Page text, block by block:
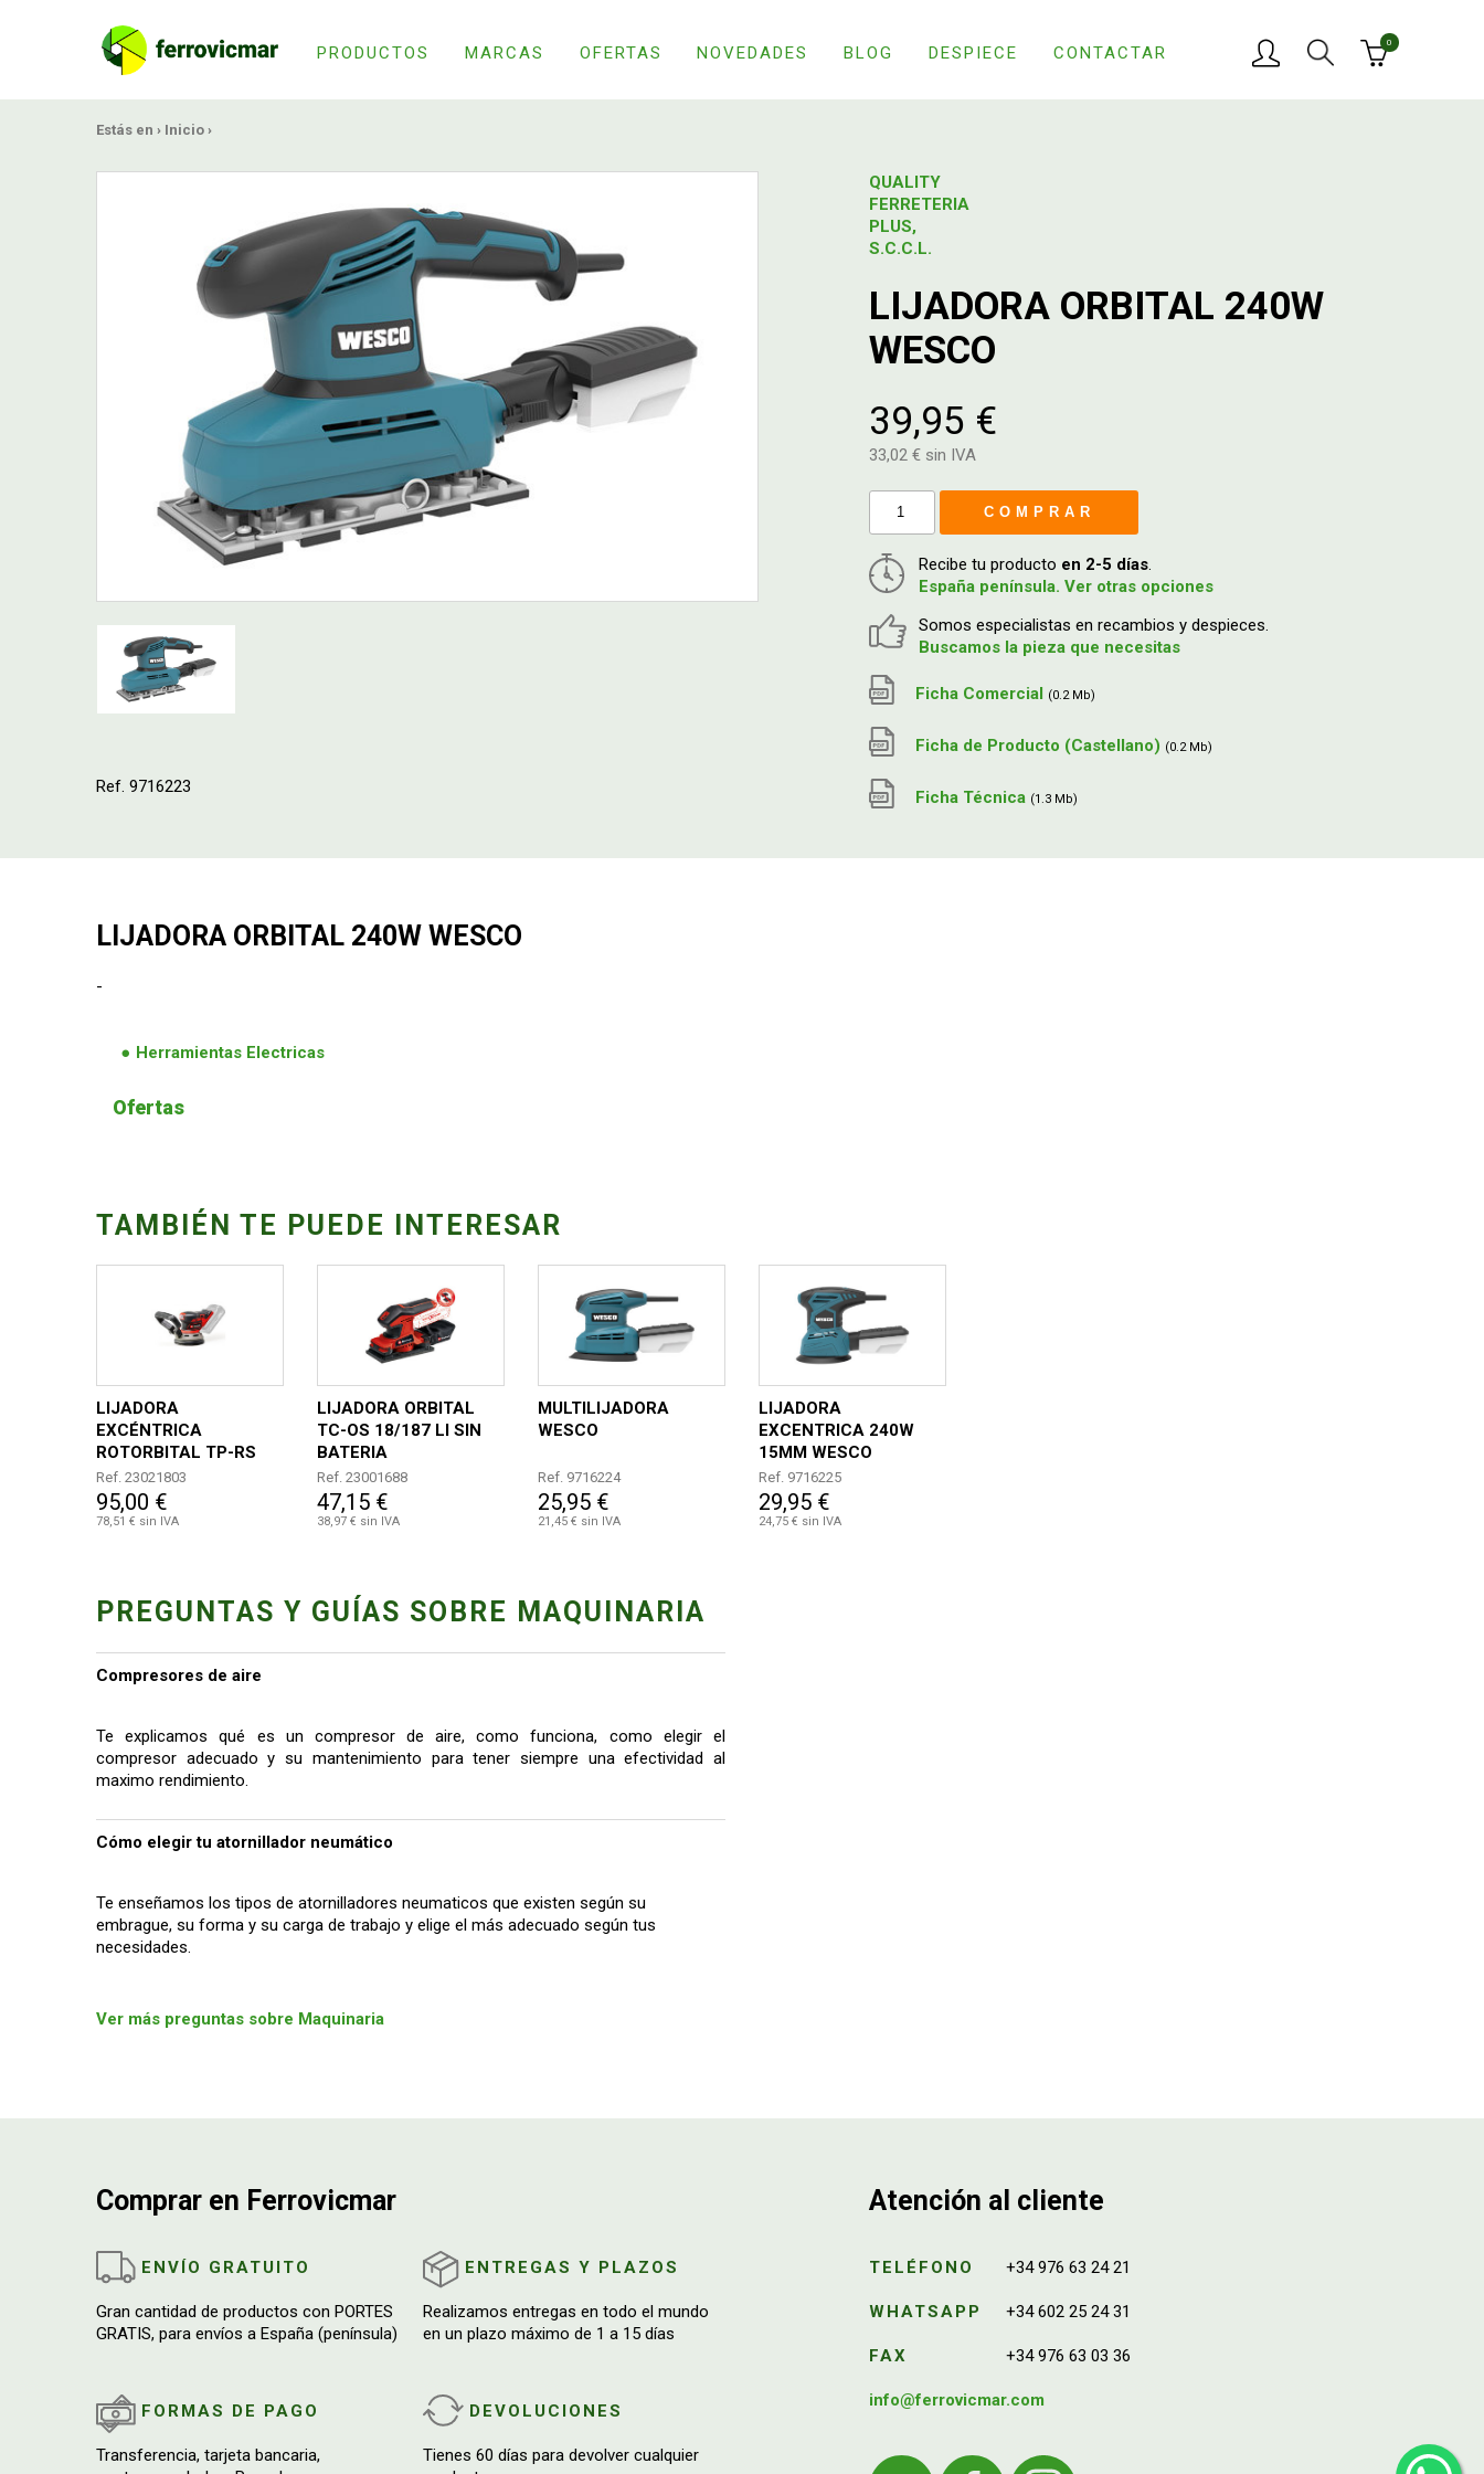
PRODUCTOS MARCAS OFERTAS NOVEDADES BLOG DESPIECE CONTACTAR
0
Estás en › Inicio ›
Ref. 9716223
QUALITY
FERRETERIA
PLUS,
S.C.C.L.
LIJADORA ORBITAL 240W
WESCO
39,95 €
33,02 € sin IVA
COMPRAR
Recibe tu producto en 2-5 días.
España península. Ver otras opciones
Somos especialistas en recambios y despieces.
Buscamos la pieza que necesitas
Ficha Comercial (0.2 Mb)
Ficha de Producto (Castellano) (0.2 Mb)
Ficha Técnica (1.3 Mb)
LIJADORA ORBITAL 240W WESCO
-
Herramientas Electricas
Ofertas
TAMBIÉN TE PUEDE INTERESAR
LIJADORA
EXCÉNTRICA
ROTORBITAL TP-RS
1/32 LI BL S/BATERIA
Ref. 23021803
95,00 €
78,51 € sin IVA
LIJADORA ORBITAL
TC-OS 18/187 LI SIN
BATERIA
Ref. 23001688
47,15 €
38,97 € sin IVA
MULTILIJADORA
WESCO
Ref. 9716224
25,95 €
21,45 € sin IVA
LIJADORA
EXCENTRICA 240W
15MM WESCO
Ref. 9716225
29,95 €
24,75 € sin IVA
PREGUNTAS Y GUÍAS SOBRE MAQUINARIA
Compresores de aire
Te explicamos qué es un compresor de aire, como funciona, como elegir el
compresor adecuado y su mantenimiento para tener siempre una efectividad al
maximo rendimiento.
Cómo elegir tu atornillador neumático
Te enseñamos los tipos de atornilladores neumaticos que existen según su
embrague, su forma y su carga de trabajo y elige el más adecuado según tus
necesidades.
Ver más preguntas sobre Maquinaria
Comprar en Ferrovicmar
ENVÍO GRATUITO
Gran cantidad de productos con PORTES
GRATIS, para envíos a España (península)
ENTREGAS Y PLAZOS
Realizamos entregas en todo el mundo
en un plazo máximo de 1 a 15 días
FORMAS DE PAGO
Transferencia, tarjeta bancaria,
DEVOLUCIONES
Tienes 60 días para devolver cualquier
Atención al cliente
TELÉFONO +34 976 63 24 21
WHATSAPP +34 602 25 24 31
FAX +34 976 63 03 36
info@ferrovicmar.com